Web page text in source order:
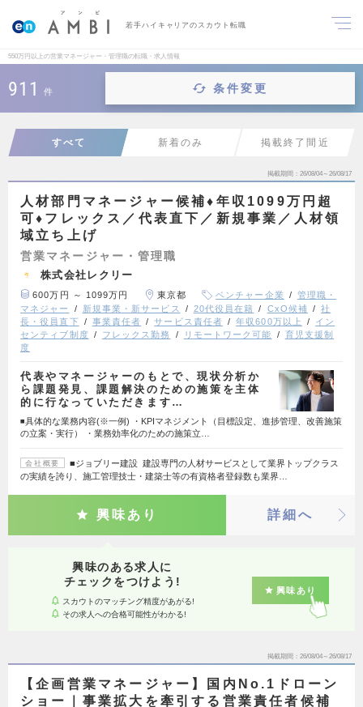
若手ハイキャリアのスカウト転職
550万円以上の営業マネージャー・管理職の転職・求人情報
911 件 条件変更
すべて 新着のみ 掲載終了間近
掲載期間 26/08/04～26/08/17
人材部門マネージャー候補♦年収1099万円超
可♦フレックス／代表直下／新規事業／人材領
域立ち上げ
営業マネージャー・管理職
株式会社レクリー
600万円 ～ 1099万円 東京都 ベンチャー企業
管理職・
マネジャー
新規事業・新サービス 20代役員在籍 CxO候補
社
長・役員直下
事業責任者 サービス責任者 年収600万以上
イン
センティブ制度
フレックス勤務 リモートワーク可能
育児支援制
度
代表やマネージャーのもとで、現状分析か
ら課題発見、課題解決のための施策を主体
的に行なっていただきます…
◾️具体的な業務内容(※一例) ・KPIマネジメント（目標設定、進捗管理、改善施策
の立案・実行） ・業務効率化のための施策立…
会社概要
■ジョブリー建設 建設専門の人材サービスとして業界トップクラス
の実績を誇り、施工管理技士・建築士等の有資格者登録数も業界…
興味あり 詳細へ
興味のある求人に
チェックをつけよう!
スカウトのマッチング精度があがる!
その求人への合格可能性がわかる!
興味あり
掲載期間 26/08/04～26/08/17
【企画営業マネージャー】国内No.1ドローン
ショー｜事業拡大を牽引する営業責任者候補